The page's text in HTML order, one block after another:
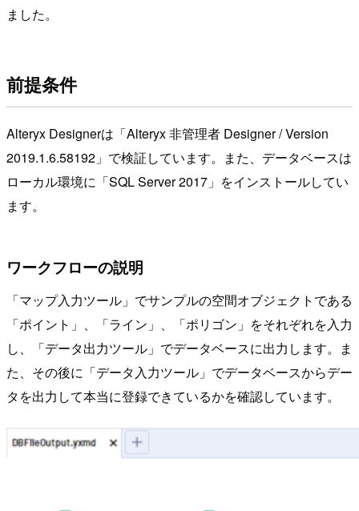
ました。
前提条件
Alteryx Designerは「Alteryx 非管理者 Designer / Version
2019.1.6.58192」で検証しています。また、データベースは
ローカル環境に「SQL Server 2017」をインストールしてい
ます。
ワークフローの説明
「マップ入力ツール」でサンプルの空間オブジェクトである
「ポイント」、「ライン」、「ポリゴン」をそれぞれを入力
し、「データ出力ツール」でデータベースに出力します。ま
た、その後に「データ入力ツール」でデータベースからデー
タを出力して本当に登録できているかを確認しています。